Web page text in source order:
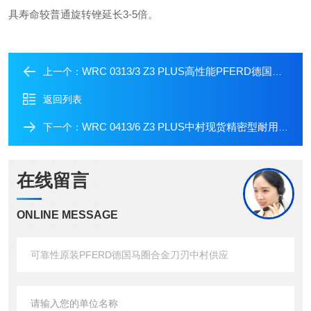
具寿命较普通旋转锉延长3-5倍。
上一个： WRC 0313/3 Z3 PLUS高性能PFERD德国马圈合金刀刃中村到货
返回列表
下一个： WRC 0413/6 Z3 PLUS中村现货精密型耐用PFERD德国马圈合金刀刃
在线留言
ONLINE MESSAGE